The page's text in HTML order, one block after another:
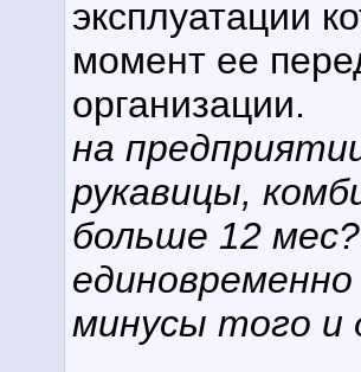
эксплуатации
момент ее
организации.
на
рукавицы,
больше 12
минусы того и